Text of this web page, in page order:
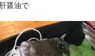
醤油で